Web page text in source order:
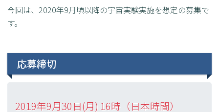
今回は、2020年9月頃以降の宇宙実験実施を想定の募集で
す。
応募締切
2019年9月30日(月) 16時（日本時間）